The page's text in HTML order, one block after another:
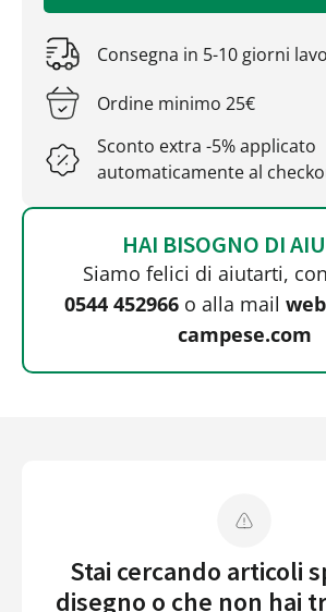
Consegna in 5-10 giorni
Ordine minimo 25€
Sconto extra -5% applicato
automaticamente al
HAI BISOGNO DI
Siamo felici di aiutarti,
0544 452966 o alla mail
campese.com
Stai cercando articoli
disegno o che non hai